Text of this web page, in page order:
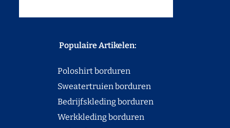
Populaire Artikelen:
Poloshirt borduren
Sweatertruien borduren
Bedrijfskleding borduren
Werkkleding borduren